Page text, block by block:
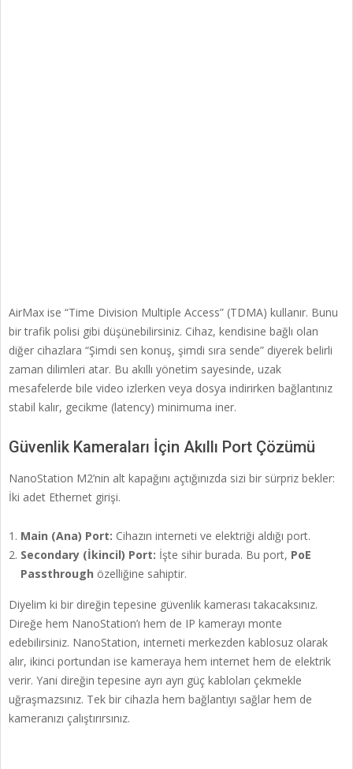
AirMax ise “Time Division Multiple Access” (TDMA) kullanır. Bunu
bir trafik polisi gibi düşünebilirsiniz. Cihaz, kendisine bağlı olan
diğer cihazlara “Şimdi sen konuş, şimdi sıra sende” diyerek belirli
zaman dilimleri atar. Bu akıllı yönetim sayesinde, uzak
mesafelerde bile video izlerken veya dosya indirirken bağlantınız
stabil kalır, gecikme (latency) minimuma iner.
Güvenlik Kameraları İçin Akıllı Port Çözümü
NanoStation M2’nin alt kapağını açtığınızda sizi bir sürpriz bekler:
İki adet Ethernet girişi.
Main (Ana) Port: Cihazın interneti ve elektriği aldığı port.
Secondary (İkincil) Port: İşte sihir burada. Bu port, PoE
Passthrough özelliğine sahiptir.
Diyelim ki bir direğin tepesine güvenlik kamerası takacaksınız.
Direğe hem NanoStation’ı hem de IP kamerayı monte
edebilirsiniz. NanoStation, interneti merkezden kablosuz olarak
alır, ikinci portundan ise kameraya hem internet hem de elektrik
verir. Yani direğin tepesine ayrı ayrı güç kabloları çekmekle
uğraşmazsınız. Tek bir cihazla hem bağlantıyı sağlar hem de
kameranızı çalıştırırsınız.